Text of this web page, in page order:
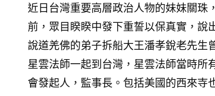
近日台灣重要高層政治人物的妹妹關珠
前，眾目睽睽中發下重誓以保真實，說
說道羌佛的弟子拆船大王潘孝銳老先生
星雲法師一起到台灣，星雲法師當時
會發起人，監事長。包括美國的西來寺